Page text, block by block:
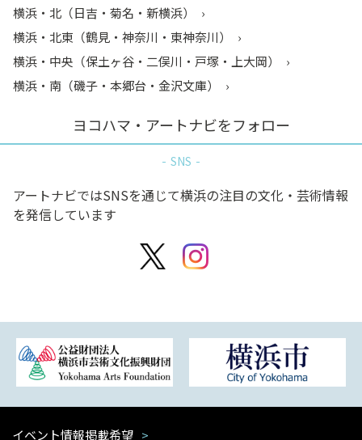
横浜・北（日吉・菊名・新横浜）
横浜・北東（鶴見・神奈川・東神奈川）
横浜・中央（保土ヶ谷・二俣川・戸塚・上大岡）
横浜・南（磯子・本郷台・金沢文庫）
ヨコハマ・アートナビをフォロー
SNS
アートナビではSNSを通じて横浜の注目の文化・芸術情報
を発信しています
イベント情報掲載希望